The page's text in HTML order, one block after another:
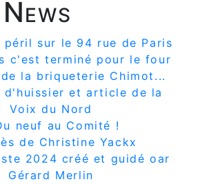
News
péril sur le 94 rue de Paris
c'est terminé pour le four
la briqueterie Chimot...
d'huissier et article de la
Voix du Nord
neuf au Comité !
de Christine Yackx
2024 créé et guidé oar
Gérard Merlin